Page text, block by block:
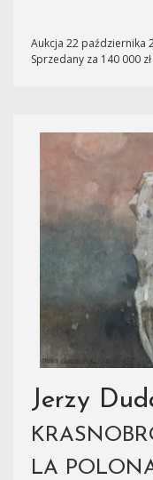
Aukcja 22 października
Sprzedany za 140 000 zł
Jerzy
LA